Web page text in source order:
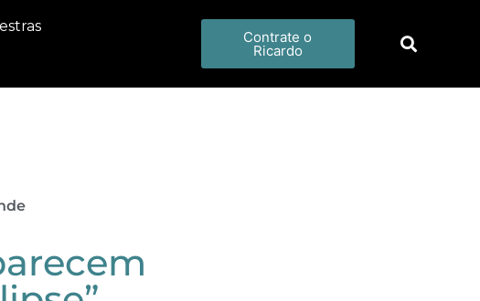
Contrate o
Ricardo